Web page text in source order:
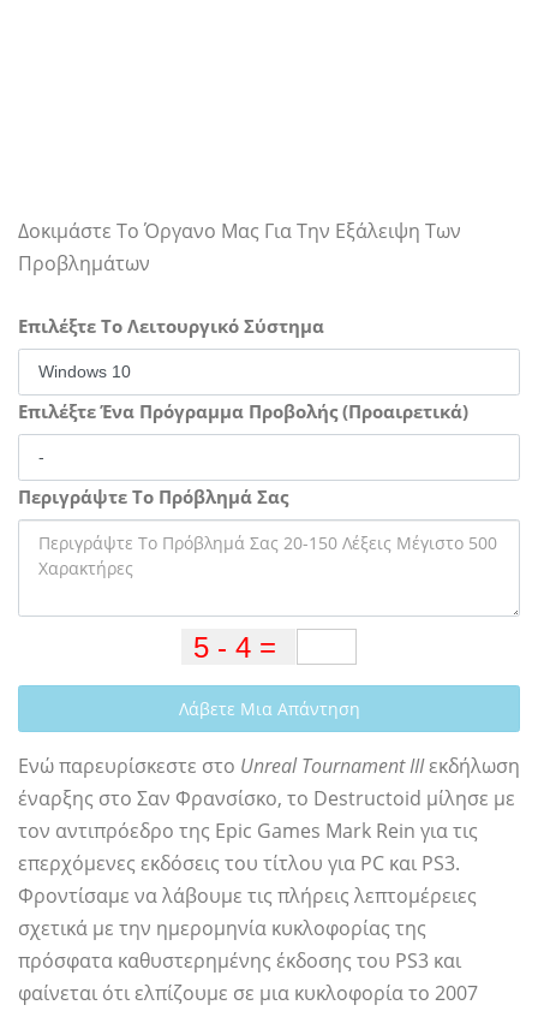
Δοκιμάστε Το Όργανο Μας Για Την Εξάλειψη Των
Προβλημάτων
Επιλέξτε Το Λειτουργικό Σύστημα
Επιλέξτε Ένα Πρόγραμμα Προβολής (Προαιρετικά)
Περιγράψτε Το Πρόβλημά Σας
Λάβετε Μια Απάντηση
Ενώ παρευρίσκεστε στο Unreal Tournament IIIεκδήλωση
έναρξης στο Σαν Φρανσίσκο, το Destructoid μίλησε με
τον αντιπρόεδρο της Epic Games Mark Rein για τις
επερχόμενες εκδόσεις του τίτλου για PC και PS3.
Φροντίσαμε να λάβουμε τις πλήρεις λεπτομέρειες
σχετικά με την ημερομηνία κυκλοφορίας της
πρόσφατα καθυστερημένης έκδοσης του PS3 και
φαίνεται ότι ελπίζουμε σε μια κυκλοφορία το 2007